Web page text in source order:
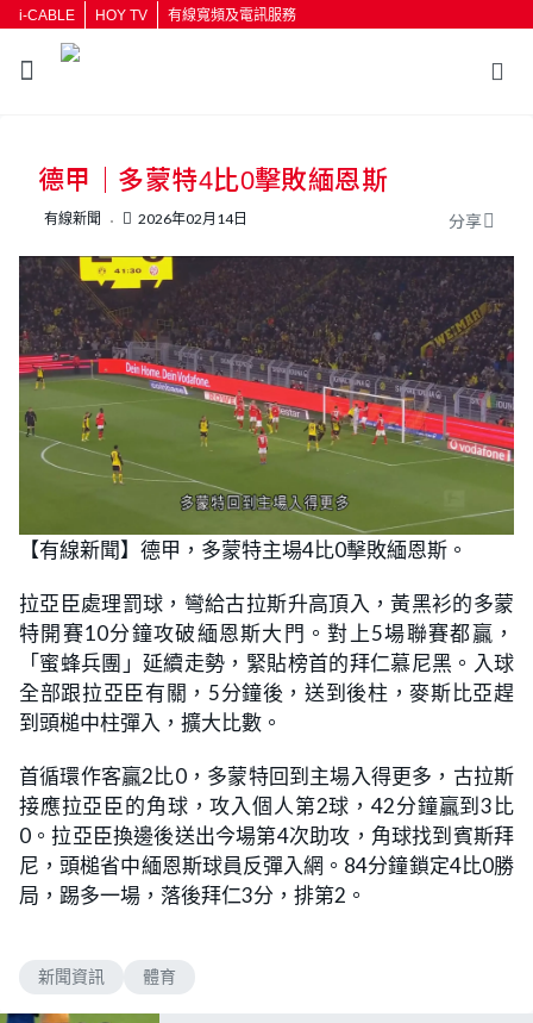
i-CABLE HOY TV 有線寬頻及電訊服務
按輸入鍵開始搜尋
德甲｜多蒙特4比0擊敗緬恩斯
有線新聞 2026年02月14日 分享
【有線新聞】德甲，多蒙特主場4比0擊敗緬恩斯。
拉亞臣處理罰球，彎給古拉斯升高頂入，黃黑衫的多蒙
特開賽10分鐘攻破緬恩斯大門。對上5場聯賽都贏，
「蜜蜂兵團」延續走勢，緊貼榜首的拜仁慕尼黑。入球
全部跟拉亞臣有關，5分鐘後，送到後柱，麥斯比亞趕
到頭槌中柱彈入，擴大比數。
首循環作客贏2比0，多蒙特回到主場入得更多，古拉斯
接應拉亞臣的角球，攻入個人第2球，42分鐘贏到3比
0。拉亞臣換邊後送出今場第4次助攻，角球找到賓斯拜
尼，頭槌省中緬恩斯球員反彈入網。84分鐘鎖定4比0勝
局，踢多一場，落後拜仁3分，排第2。
新聞資訊 體育